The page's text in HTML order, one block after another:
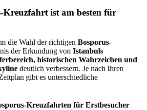
Kreuzfahrt ist am besten für
die Wahl der richtigen Bosporus-
der Erkundung von Istanbuls
historischen Wahrzeichen und
deutlich verbessern. Je nach Ihren
gibt es unterschiedliche
Kreuzfahrten für Erstbesucher